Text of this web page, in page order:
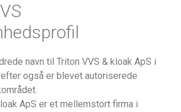
navn til Triton VVS & kloak ApS i
også er blevet autoriserede
ApS er et mellemstort firma i